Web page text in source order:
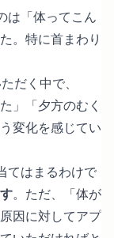
は「体ってこん
。特に首まわり
だく中で、
」「夕方のむく
変化を感じてい
てはまるわけで
。ただ、「体が
因に対してアプ